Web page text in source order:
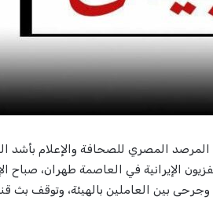
المرصد المصري للصحافة والإعلام بأشد
وجرحى بين العاملين بالهيئة، وتوقف بث